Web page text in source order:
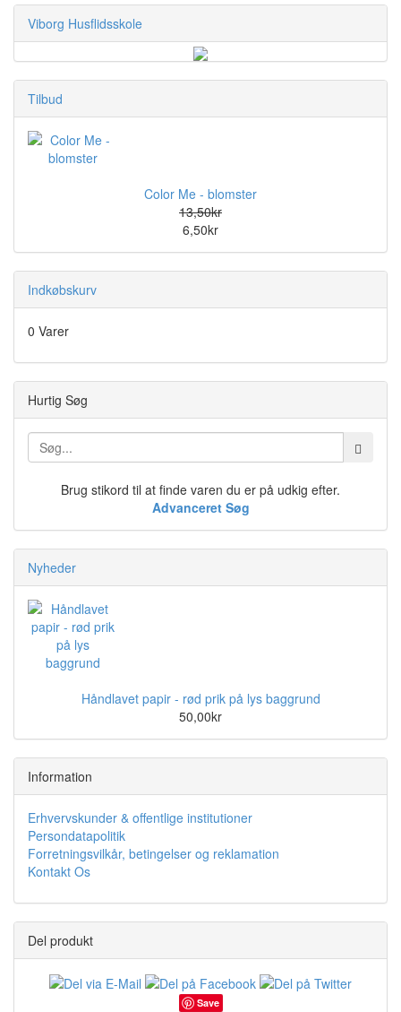
Viborg Husflidsskole
Tilbud
Color Me - blomster
13,50kr
6,50kr
Indkøbskurv
0 Varer
Hurtig Søg
Brug stikord til at finde varen du er på udkig efter.
Advanceret Søg
Nyheder
Håndlavet papir - rød prik på lys baggrund
50,00kr
Information
Erhvervskunder & offentlige institutioner
Persondatapolitik
Forretningsvilkår, betingelser og reklamation
Kontakt Os
Del produkt
Save